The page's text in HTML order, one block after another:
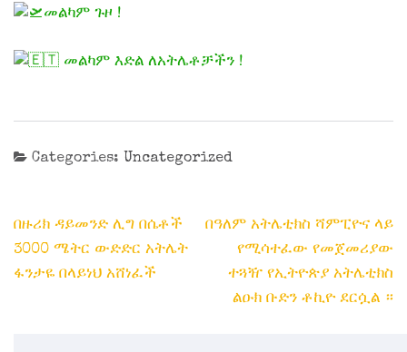
መልካም ጉዞ !
መልካም እድል ለአትሌቶቻችን !
Categories: Uncategorized
Post
navigation
በዙሪክ ዳይመንድ ሊግ በሴቶች
3000 ሜትር ውድድር አትሌት
ፋንታዬ በላይነህ አሸነፈች
በዓለም አትሌቲክስ ሻምፒዮና ላይ
የሚሳተፈው የመጀመሪያው
ተጓዥ የኢትዮጵያ አትሌቲክስ
ልዑክ ቡድን ቶኪዮ ደርሷል ።